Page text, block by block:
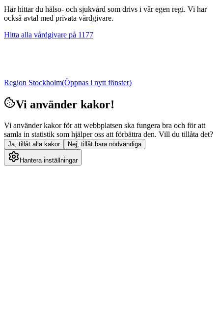
Här hittar du hälso- och sjukvård som drivs i vår egen regi. Vi har
också avtal med privata vårdgivare.
Hitta alla vårdgivare på 1177
Region Stockholm(Öppnas i nytt fönster)
Vi använder kakor!
Vi använder kakor för att webbplatsen ska fungera bra och för att
samla in statistik som hjälper oss att förbättra den. Vill du tillåta det?
Ja, tillåt alla kakor Nej, tillåt bara nödvändiga
Hantera inställningar